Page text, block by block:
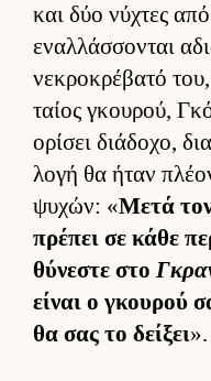
και δύο νύχτες
εναλ­λάσ­σονται
νεκροκρέβατό
ταίος γκου­ρού,
ορίσει διάδοχο,
λογή θα ήταν
ψυχών: «Μετά
πρέπει σε κάθε
θύνεστε στο
εί­ναι ο γκου­ρού
θα σας το δεί­ξει».